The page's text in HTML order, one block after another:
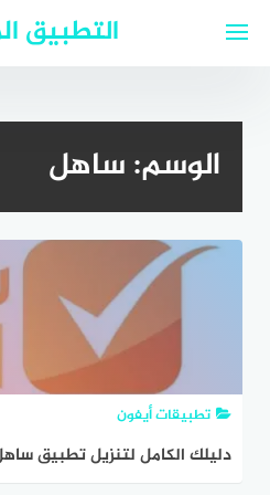
التطبيق
الوسم:ساهل
تطبيقات أيفون
دليلك الكامل لتنزيل تطبيق